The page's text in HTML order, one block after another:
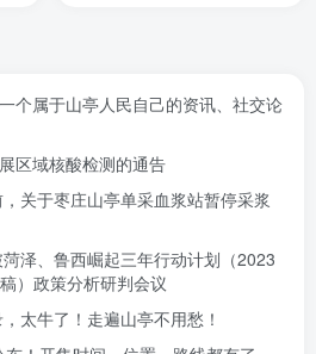
个属于山亭人民自己的资讯、社交论
区域核酸检测的通告
，关于枣庄山亭单采血浆站暂停采浆
泽、鲁西崛起三年行动计划（2023
）政策分析研判会议
太牛了！走遍山亭不用愁！